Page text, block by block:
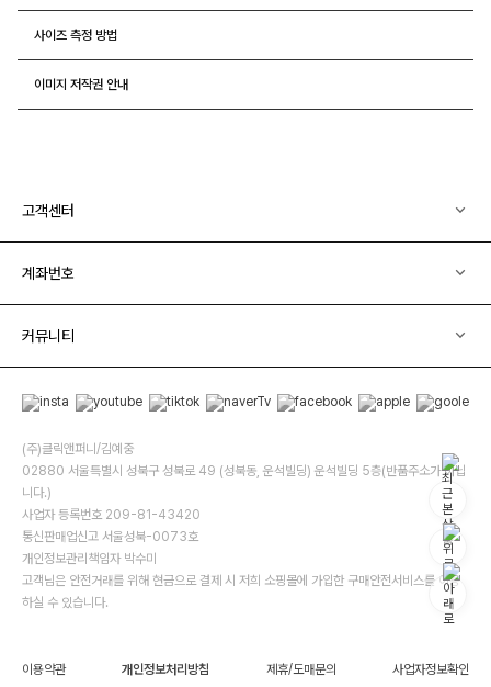
사이즈 측정 방법
이미지 저작권 안내
고객센터
계좌번호
커뮤니티
(주)클릭앤퍼니/김예중
02880 서울특별시 성북구 성북로 49 (성북동, 운석빌딩) 운석빌딩 5층(반품주소가 아닙
니다.)
사업자 등록번호 209-81-43420
통신판매업신고 서울성북-0073호
개인정보관리책임자 박수미
고객님은 안전거래를 위해 현금으로 결제 시 저희 소핑몰에 가입한 구매안전서비스를 이용
하실 수 있습니다.
이용약관 개인정보처리방침 제휴/도매문의 사업자정보확인